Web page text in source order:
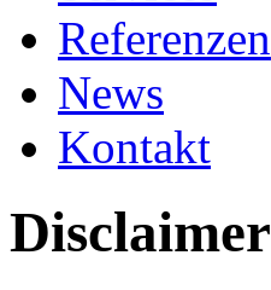
Referenzen
News
Kontakt
Disclaimer